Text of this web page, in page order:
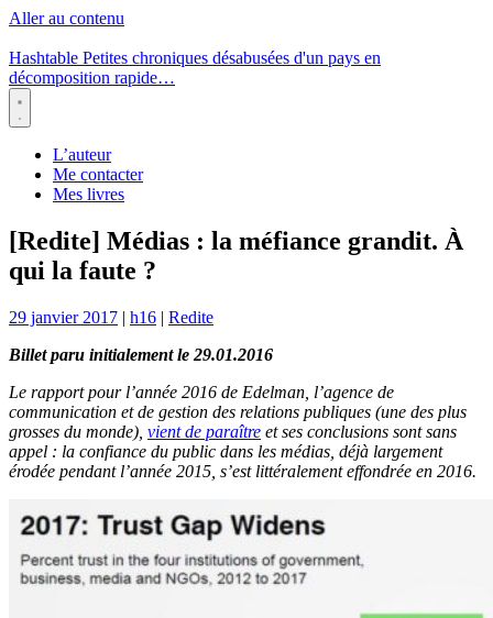
Aller au contenu
Hashtable Petites chroniques désabusées d'un pays en
décomposition rapide…
Menu
L’auteur
Me contacter
Mes livres
[Redite] Médias : la méfiance grandit. À
qui la faute ?
29 janvier 2017 | h16 | Redite
Billet paru initialement le 29.01.2016
Le rapport pour l’année 2016 de Edelman, l’agence de
communication et de gestion des relations publiques (une des plus
grosses du monde), vient de paraître et ses conclusions sont sans
appel : la confiance du public dans les médias, déjà largement
érodée pendant l’année 2015, s’est littéralement effondrée en 2016.